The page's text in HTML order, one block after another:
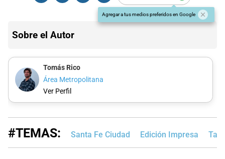
Agregar a tus medios preferidos en Google
Sobre el Autor
Tomás Rico
Área Metropolitana
Ver Perfil
#TEMAS: Santa Fe Ciudad Edición Impresa